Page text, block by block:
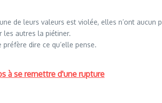
de leurs valeurs est violée, elles n’ont aucun
les autres la piétiner.
dire ce qu’elle pense.
à se remettre d'une rupture